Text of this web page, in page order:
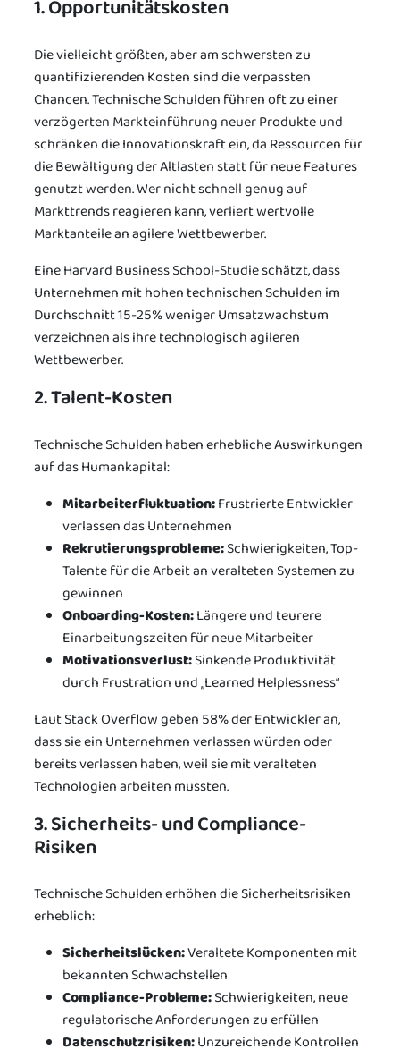
1. Opportunitätskosten
Die vielleicht größten, aber am schwersten zu
quantifizierenden Kosten sind die verpassten
Chancen. Technische Schulden führen oft zu einer
verzögerten Markteinführung neuer Produkte und
schränken die Innovationskraft ein, da Ressourcen für
die Bewältigung der Altlasten statt für neue Features
genutzt werden. Wer nicht schnell genug auf
Markttrends reagieren kann, verliert wertvolle
Marktanteile an agilere Wettbewerber.
Eine Harvard Business School-Studie schätzt, dass
Unternehmen mit hohen technischen Schulden im
Durchschnitt 15-25% weniger Umsatzwachstum
verzeichnen als ihre technologisch agileren
Wettbewerber.
2. Talent-Kosten
Technische Schulden haben erhebliche Auswirkungen
auf das Humankapital:
Mitarbeiterfluktuation:Frustrierte Entwickler
verlassen das Unternehmen
Rekrutierungsprobleme:Schwierigkeiten, Top-
Talente für die Arbeit an veralteten Systemen zu
gewinnen
Onboarding-Kosten:Längere und teurere
Einarbeitungszeiten für neue Mitarbeiter
Motivationsverlust:Sinkende Produktivität
durch Frustration und „Learned Helplessness“
Laut Stack Overflow geben 58% der Entwickler an,
dass sie ein Unternehmen verlassen würden oder
bereits verlassen haben, weil sie mit veralteten
Technologien arbeiten mussten.
3. Sicherheits- und Compliance-
Risiken
Technische Schulden erhöhen die Sicherheitsrisiken
erheblich:
Sicherheitslücken:Veraltete Komponenten mit
bekannten Schwachstellen
Compliance-Probleme:Schwierigkeiten, neue
regulatorische Anforderungen zu erfüllen
Datenschutzrisiken:Unzureichende Kontrollen